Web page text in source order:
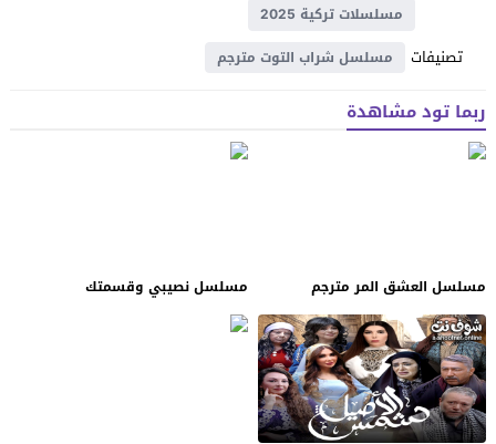
مسلسلات تركية 2025
تصنيفات مسلسل شراب التوت مترجم
ربما تود مشاهدة
مسلسل العشق المر مترجم مسلسل نصيبي وقسمتك